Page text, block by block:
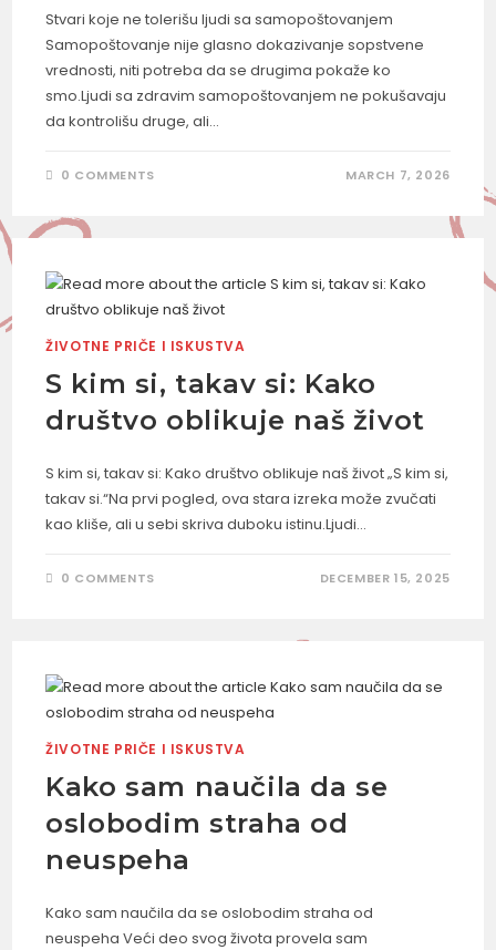
Stvari koje ne tolerišu ljudi sa samopoštovanjem
Samopoštovanje nije glasno dokazivanje sopstvene
vrednosti, niti potreba da se drugima pokaže ko
smo.Ljudi sa zdravim samopoštovanjem ne pokušavaju
da kontrolišu druge, ali…
0 COMMENTS MARCH 7, 2026
ŽIVOTNE PRIČE I ISKUSTVA
S kim si, takav si: Kako
društvo oblikuje naš život
S kim si, takav si: Kako društvo oblikuje naš život „S kim si,
takav si.“Na prvi pogled, ova stara izreka može zvučati
kao kliše, ali u sebi skriva duboku istinu.Ljudi…
0 COMMENTS DECEMBER 15, 2025
ŽIVOTNE PRIČE I ISKUSTVA
Kako sam naučila da se
oslobodim straha od
neuspeha
Kako sam naučila da se oslobodim straha od
neuspeha Veći deo svog života provela sam